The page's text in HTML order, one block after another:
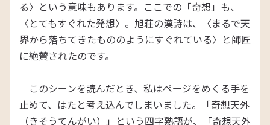
る〉という意味もあります。ここでの「奇想」も、
〈とてもすぐれた発想〉。旭荘の漢詩は、〈まるで天
界から落ちてきたもののようにすぐれている〉と師匠
に絶賛されたのです。
このシーンを読んだとき、私はページをめくる手を
止めて、はたと考え込んでしまいました。「奇想天外
（きそうてんがい）」という四字熟語が、「奇想天外